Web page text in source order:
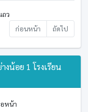
ถว
ก่อนหน้า
ถัดไป
น้อย 1 โรงเรียน
หน้า